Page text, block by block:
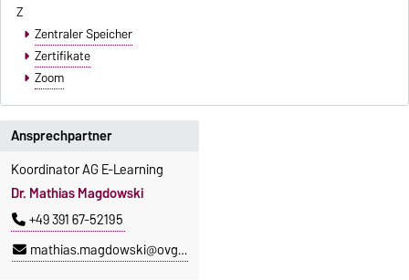
Z
Zentraler Speicher
Zertifikate
Zoom
Ansprechpartner
Koordinator AG E-Learning
Dr. Mathias Magdowski
+49 391 67-52195
mathias.magdowski@ovgu.de